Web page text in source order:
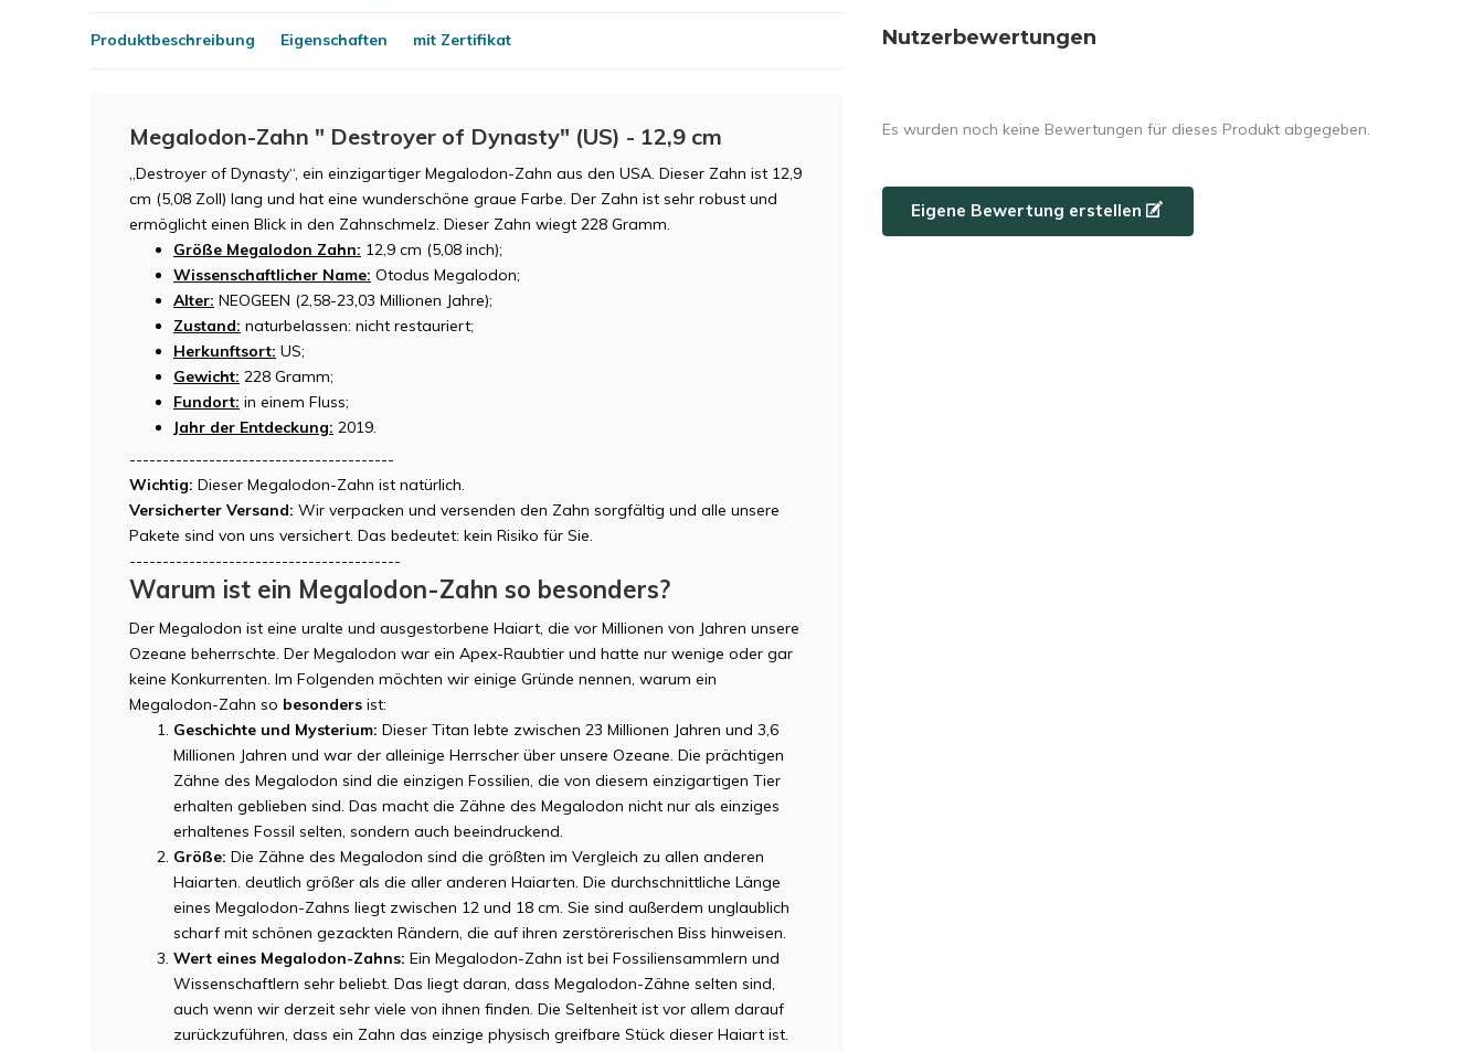
Produktbeschreibung Eigenschaften mit Zertifikat
Megalodon-Zahn " Destroyer of Dynasty" (US) - 12,9 cm
„Destroyer of Dynasty“, ein einzigartiger Megalodon-Zahn aus den USA. Dieser Zahn ist 12,9
cm (5,08 Zoll) lang und hat eine wunderschöne graue Farbe. Der Zahn ist sehr robust und
ermöglicht einen Blick in den Zahnschmelz. Dieser Zahn wiegt 228 Gramm.
Größe Megalodon Zahn: 12,9 cm (5,08 inch);
Wissenschaftlicher Name: Otodus Megalodon;
Alter: NEOGEEN (2,58-23,03 Millionen Jahre);
Zustand: naturbelassen: nicht restauriert;
Herkunftsort: US;
Gewicht: 228 Gramm;
Fundort: in einem Fluss;
Jahr der Entdeckung: 2019.
----------------------------------------
Wichtig: Dieser Megalodon-Zahn ist natürlich.
Versicherter Versand: Wir verpacken und versenden den Zahn sorgfältig und alle unsere
Pakete sind von uns versichert. Das bedeutet: kein Risiko für Sie.
-----------------------------------------
Warum ist ein Megalodon-Zahn so besonders?
Der Megalodon ist eine uralte und ausgestorbene Haiart, die vor Millionen von Jahren unsere
Ozeane beherrschte. Der Megalodon war ein Apex-Raubtier und hatte nur wenige oder gar
keine Konkurrenten. Im Folgenden möchten wir einige Gründe nennen, warum ein
Megalodon-Zahn so besonders ist:
Geschichte und Mysterium: Dieser Titan lebte zwischen 23 Millionen Jahren und 3,6
Millionen Jahren und war der alleinige Herrscher über unsere Ozeane. Die prächtigen
Zähne des Megalodon sind die einzigen Fossilien, die von diesem einzigartigen Tier
erhalten geblieben sind. Das macht die Zähne des Megalodon nicht nur als einziges
erhaltenes Fossil selten, sondern auch beeindruckend.
Größe: Die Zähne des Megalodon sind die größten im Vergleich zu allen anderen
Haiarten. deutlich größer als die aller anderen Haiarten. Die durchschnittliche Länge
eines Megalodon-Zahns liegt zwischen 12 und 18 cm. Sie sind außerdem unglaublich
scharf mit schönen gezackten Rändern, die auf ihren zerstörerischen Biss hinweisen.
Wert eines Megalodon-Zahns: Ein Megalodon-Zahn ist bei Fossiliensammlern und
Wissenschaftlern sehr beliebt. Das liegt daran, dass Megalodon-Zähne selten sind,
auch wenn wir derzeit sehr viele von ihnen finden. Die Seltenheit ist vor allem darauf
zurückzuführen, dass ein Zahn das einzige physisch greifbare Stück dieser Haiart ist.
Nutzerbewertungen
Es wurden noch keine Bewertungen für dieses Produkt abgegeben.
Eigene Bewertung erstellen